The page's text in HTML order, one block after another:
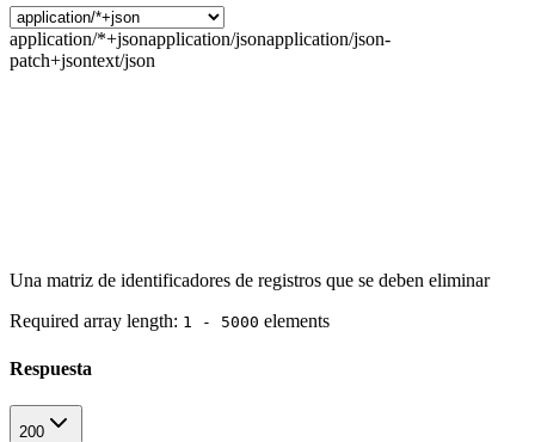
application/*+jsonapplication/jsonapplication/json-
patch+jsontext/json
Una matriz de identificadores de registros que se deben eliminar
Required array length: 1 - 5000 elements
Respuesta
200